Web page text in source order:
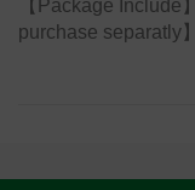
【Package
purchase separatly】